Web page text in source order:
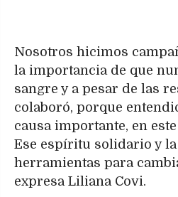
Nosotros hicimos
la importancia de que
sangre y a pesar de las
colaboró, porque
causa importante, en
Ese espíritu solidario y
herramientas para
expresa Liliana Covi.